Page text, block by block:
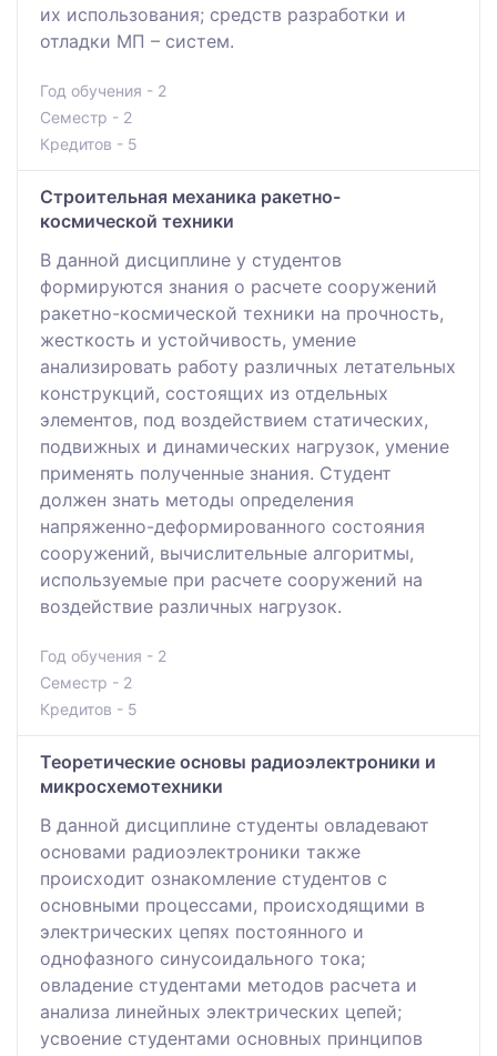
их использования; средств разработки и
отладки МП – систем.
Год обучения - 2
Семестр - 2
Кредитов - 5
Строительная механика ракетно-
космической техники
В данной дисциплине у студентов
формируются знания о расчете сооружений
ракетно-космической техники на прочность,
жесткость и устойчивость, умение
анализировать работу различных летательных
конструкций, состоящих из отдельных
элементов, под воздействием статических,
подвижных и динамических нагрузок, умение
применять полученные знания. Студент
должен знать методы определения
напряженно-деформированного состояния
сооружений, вычислительные алгоритмы,
используемые при расчете сооружений на
воздействие различных нагрузок.
Год обучения - 2
Семестр - 2
Кредитов - 5
Теоретические основы радиоэлектроники и
микросхемотехники
В данной дисциплине студенты овладевают
основами радиоэлектроники также
происходит ознакомление студентов с
основными процессами, происходящими в
электрических цепях постоянного и
однофазного синусоидального тока;
овладение студентами методов расчета и
анализа линейных электрических цепей;
усвоение студентами основных принципов